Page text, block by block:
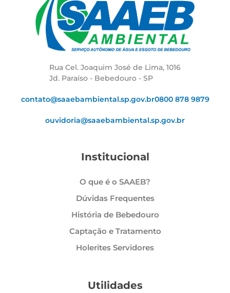
Rua Cel. Joaquim José de Lima, 1016
Jd. Paraíso - Bebedouro - SP
contato@saaebambiental.sp.gov.br0800 878 9879
ouvidoria@saaebambiental.sp.gov.br
Institucional
O que é o SAAEB?
Dúvidas Frequentes
História de Bebedouro
Captação e Tratamento
Holerites Servidores
Utilidades